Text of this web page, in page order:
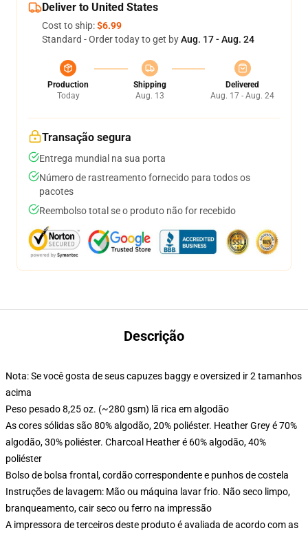
Deliver to United States
Cost to ship:$6.99
Standard - Order today to get byAug. 17 - Aug. 24
Production
Today
Shipping
Aug. 13
Delivered
Aug. 17 - Aug. 24
Transação segura
Entrega mundial na sua porta
Número de rastreamento fornecido para todos os
pacotes
Reembolso total se o produto não for recebido
Descrição
Nota: Se você gosta de seus capuzes baggy e oversized ir 2 tamanhos
acima
Peso pesado 8,25 oz. (~280 gsm) lã rica em algodão
As cores sólidas são 80% algodão, 20% poliéster. Heather Grey é 70%
algodão, 30% poliéster. Charcoal Heather é 60% algodão, 40%
poliéster
Bolso de bolsa frontal, cordão correspondente e punhos de costela
Instruções de lavagem: Mão ou máquina lavar frio. Não seco limpo,
branqueamento, cair seco ou ferro na impressão
A impressora de terceiros deste produto é avaliada de acordo com as